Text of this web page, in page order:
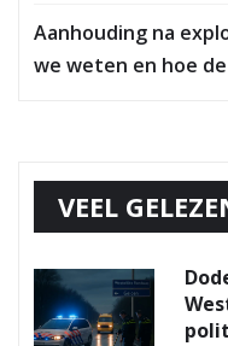
Aanhouding na
we weten en hoe
VEEL